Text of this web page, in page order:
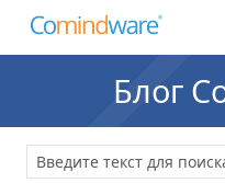
Блог